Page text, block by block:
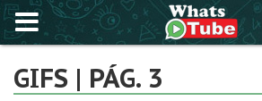
GIFS | PÁG. 3